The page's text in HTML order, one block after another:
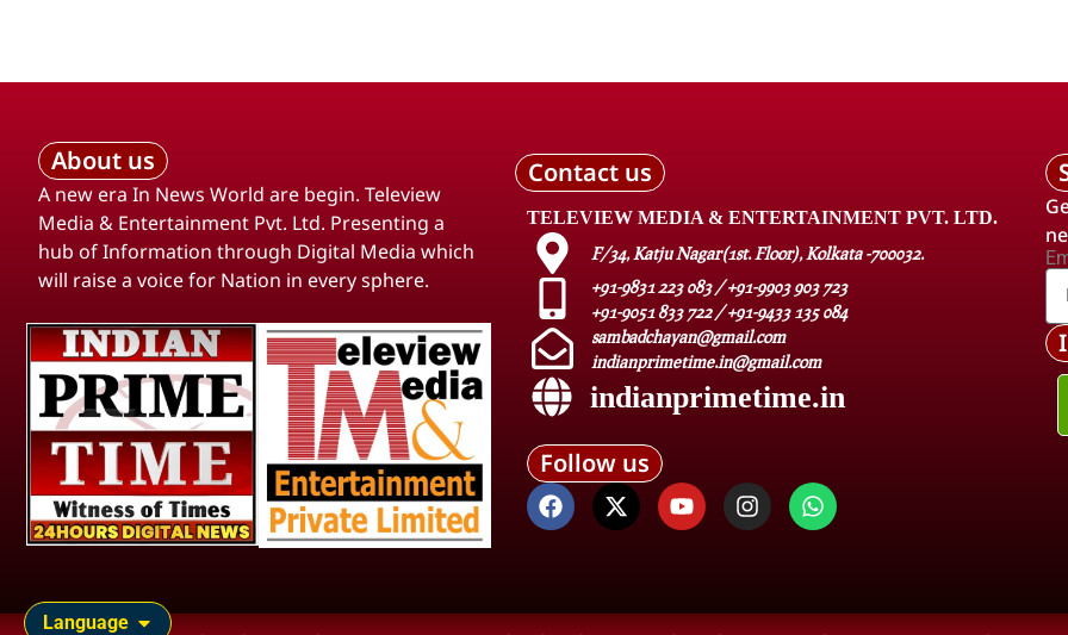
Language
About us
A new era In News World are begin. Teleview
Media & Entertainment Pvt. Ltd. Presenting a
hub of Information through Digital Media which
will raise a voice for Nation in every sphere.
Contact us
TELEVIEW MEDIA & ENTERTAINMENT PVT. LTD.
F/34, Katju Nagar(1st. Floor), Kolkata -700032.
+91-9831 223 083 / +91-9903 903 723
+91-9051 833 722 / +91-9433 135 084
sambadchayan@gmail.com
indianprimetime.in@gmail.com
indianprimetime.in
Follow us